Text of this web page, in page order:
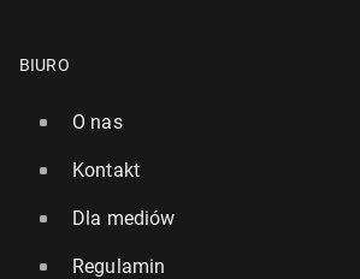
BIURO
O nas
Kontakt
Dla mediów
Regulamin